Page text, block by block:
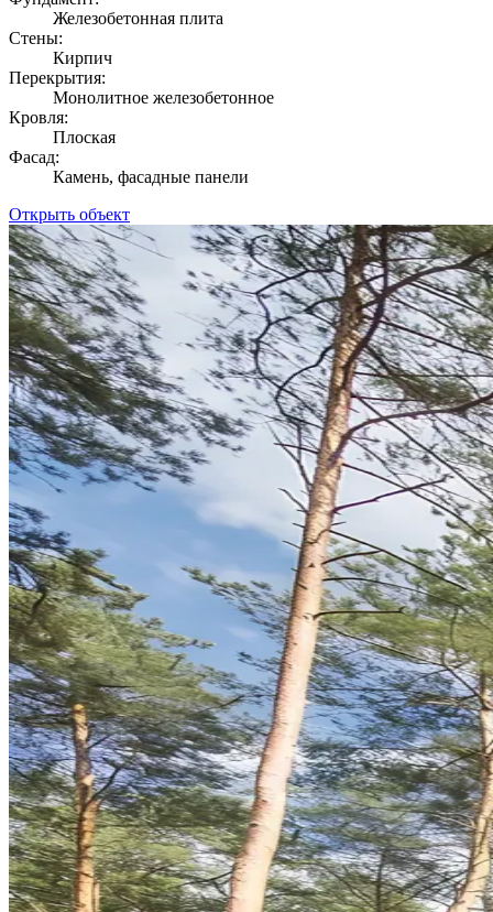
Железобетонная плита
Стены:
Кирпич
Перекрытия:
Монолитное железобетонное
Кровля:
Плоская
Фасад:
Камень, фасадные панели
Открыть объект